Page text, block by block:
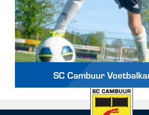
SC Cambuur